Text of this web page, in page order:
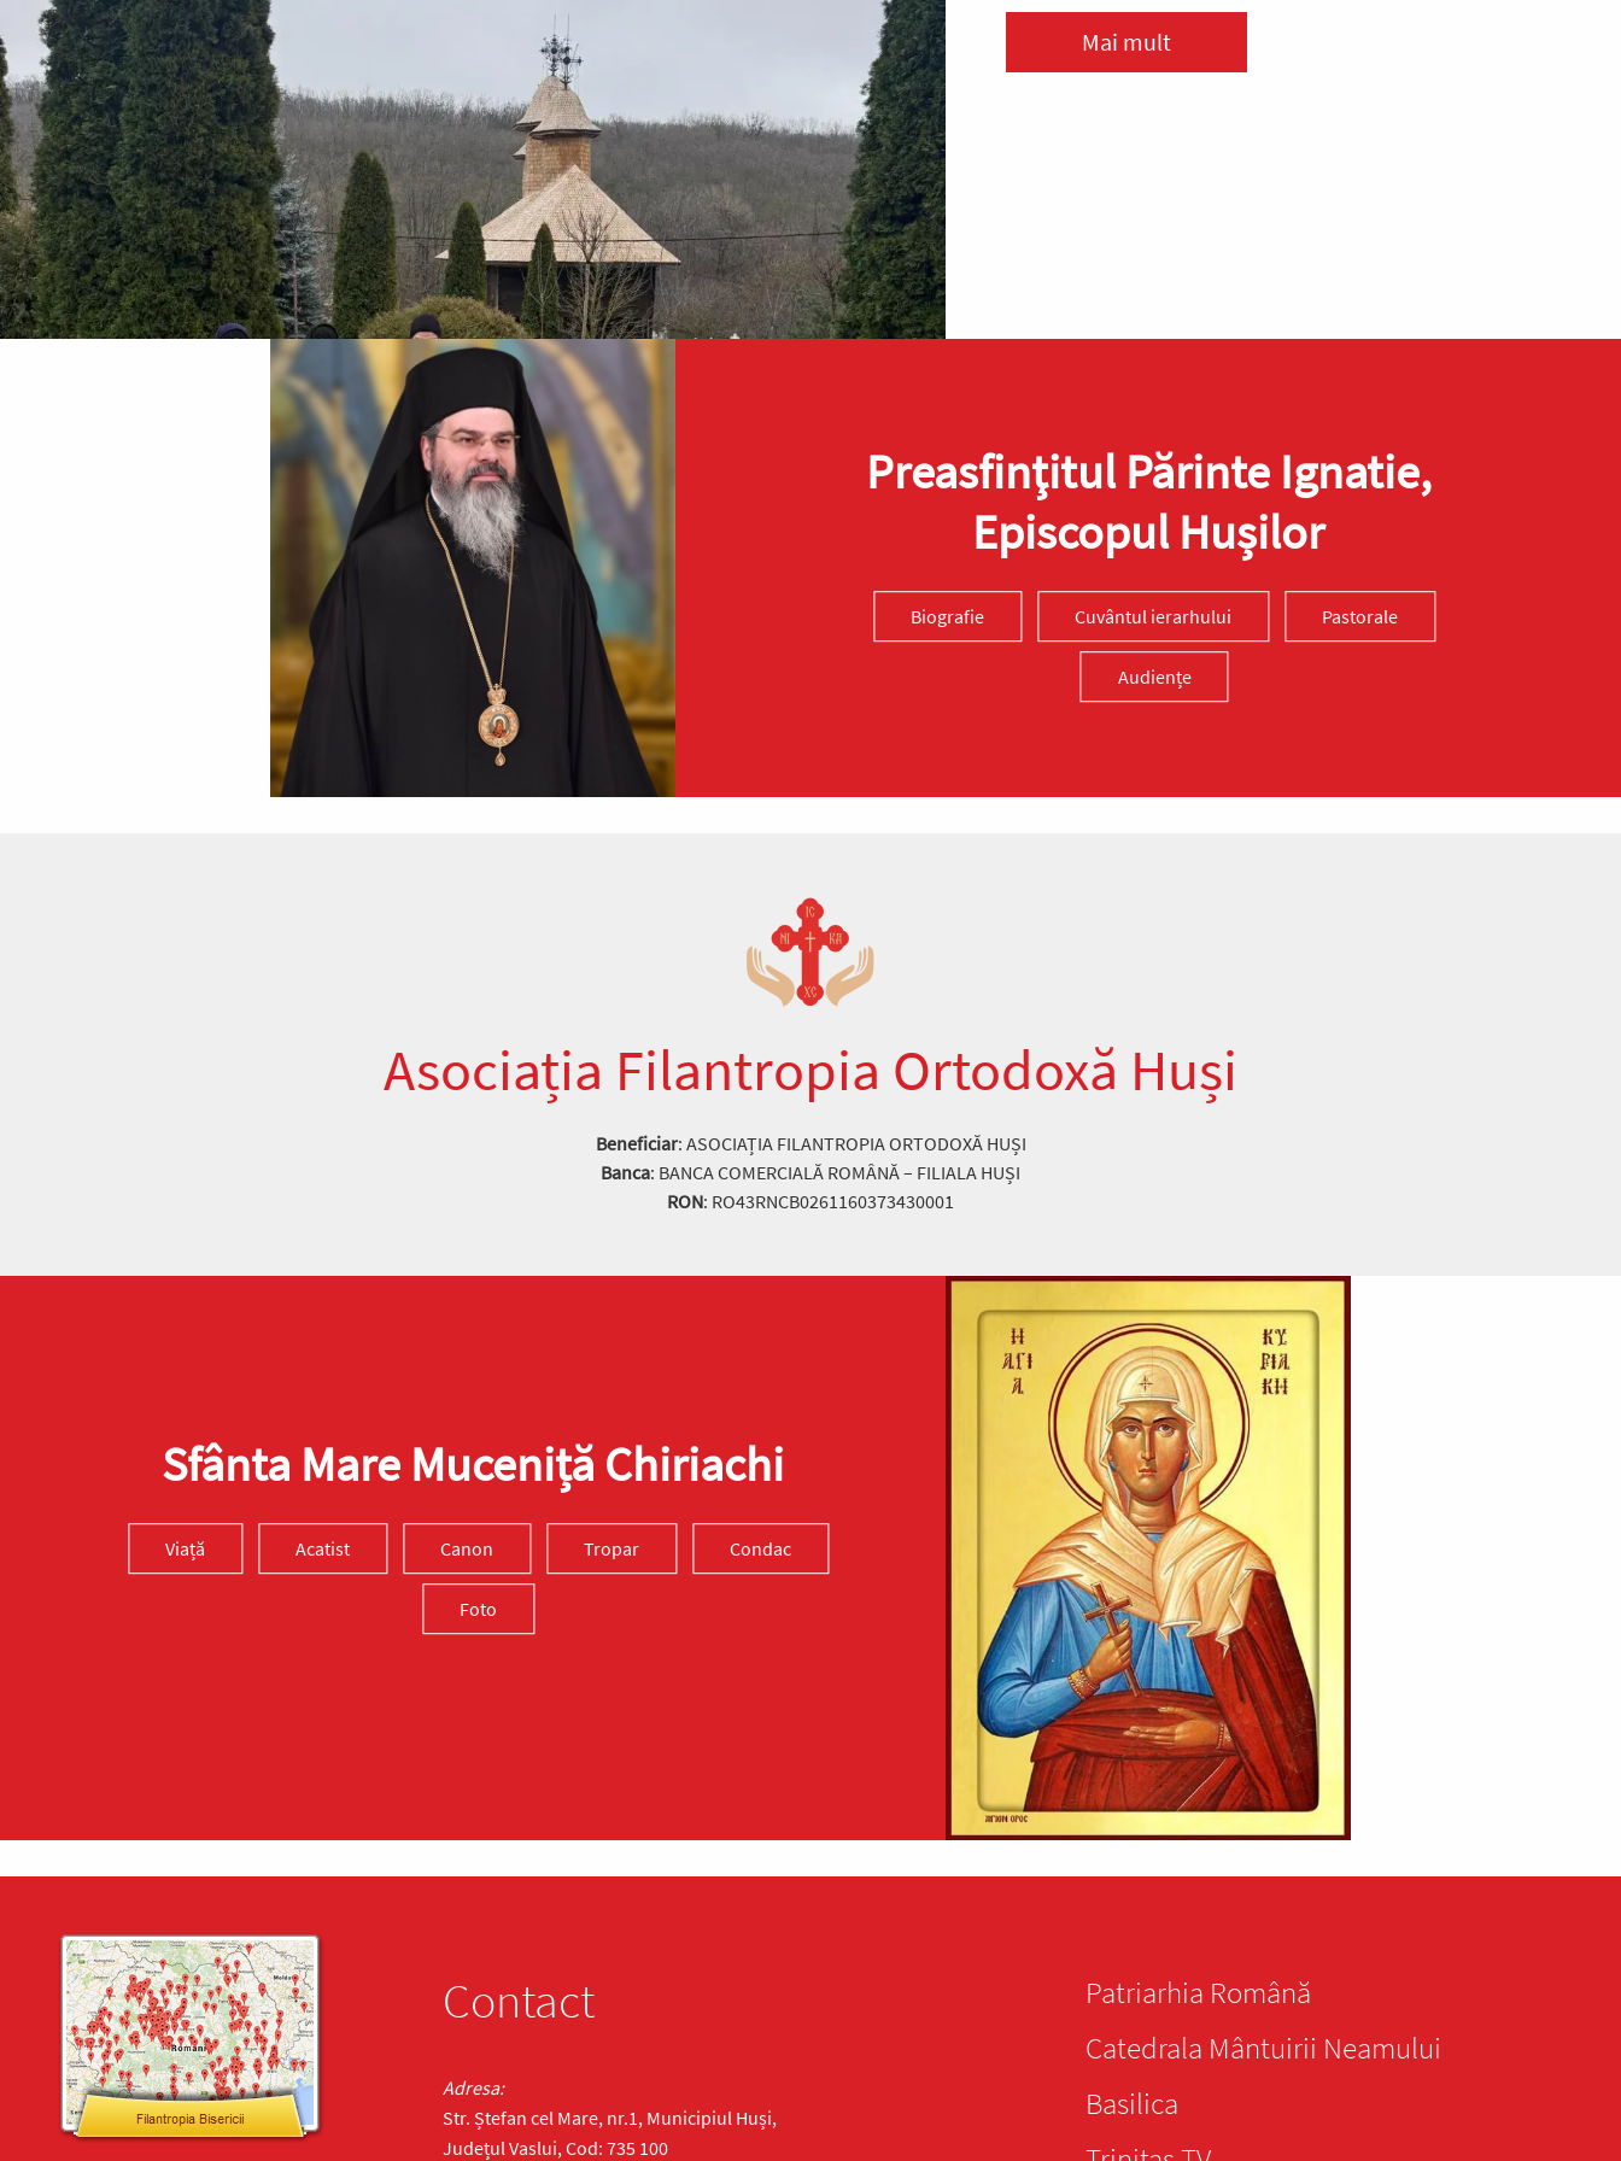
Mai mult
Preasfinţitul Părinte Ignatie,
Episcopul Hușilor
Biografie Cuvântul ierarhului Pastorale
Audiențe
Asociația Filantropia Ortodoxă Huși
Beneficiar: ASOCIAȚIA FILANTROPIA ORTODOXĂ HUȘI
Banca: BANCA COMERCIALĂ ROMÂNĂ – FILIALA HUȘI
RON: RO43RNCB0261160373430001
Sfânta Mare Muceniță Chiriachi
Viață Acatist Canon Tropar Condac
Foto
Contact
Adresa:
Str. Ștefan cel Mare, nr.1, Municipiul Huși,
Județul Vaslui, Cod: 735 100
Patriarhia Română
Catedrala Mântuirii Neamului
Basilica